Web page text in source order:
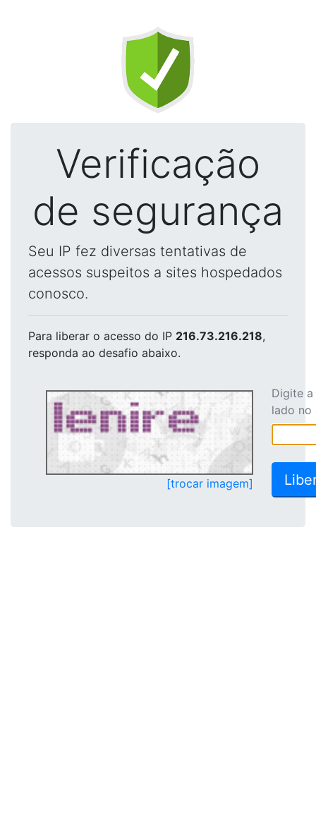
Verificação
de segurança
Seu IP fez diversas tentativas de
acessos suspeitos a sites hospedados
conosco.
Para liberar o acesso do IP 216.73.216.218,
responda ao desafio abaixo.
[trocar imagem]
Digite
lado no